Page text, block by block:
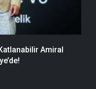
Amiral